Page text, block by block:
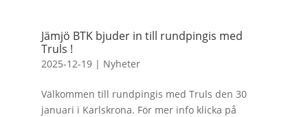
Jämjö BTK bjuder in till rundpingis med
Truls !
2025-12-19| Nyheter
Välkommen till rundpingis med Truls den 30
januari i Karlskrona. För mer info klicka på